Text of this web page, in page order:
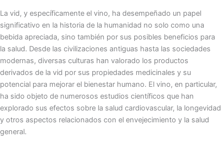
La vid, y específicamente el vino, ha desempeñado un papel
significativo en la historia de la humanidad no solo como una
bebida apreciada, sino también por sus posibles beneficios para
la salud. Desde las civilizaciones antiguas hasta las sociedades
modernas, diversas culturas han valorado los productos
derivados de la vid por sus propiedades medicinales y su
potencial para mejorar el bienestar humano. El vino, en particular,
ha sido objeto de numerosos estudios científicos que han
explorado sus efectos sobre la salud cardiovascular, la longevidad
y otros aspectos relacionados con el envejecimiento y la salud
general.